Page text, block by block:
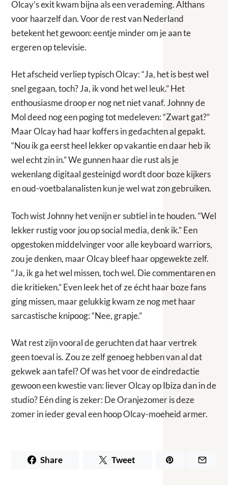
Olcay’s exit kwam bijna als een verademing. Althans
voor haarzelf dan. Voor de rest van Nederland
betekent het gewoon: eentje minder om je aan te
ergeren op televisie.
Het afscheid verliep typisch Olcay: “Ja, het is best wel
snel gegaan, toch? Ja, ik vond het wel leuk.” Het
enthousiasme droop er nog net niet vanaf. Johnny de
Mol deed nog een poging tot medeleven: “Zwart gat?”
Maar Olcay had haar koffers in gedachten al gepakt.
“Nou ik ga eerst heel lekker op vakantie en daar heb ik
wel echt zin in.” We gunnen haar die rust als je
wekenlang digitaal gesteinigd wordt door boze kijkers
en oud-voetbalanalisten kun je wel wat zon gebruiken.
Toch wist Johnny het venijn er subtiel in te houden. “Wel
lekker rustig voor jou op social media, denk ik.” Een
opgestoken middelvinger voor alle keyboard warriors,
zou je denken, maar Olcay bleef haar opgewekte zelf.
“Ja, ik ga het wel missen, toch wel. Die commentaren en
die kritieken.” Even leek het of ze écht haar boze fans
ging missen, maar gelukkig kwam ze nog met haar
sarcastische knipoog: “Nee, grapje.”
Wat rest zijn vooral de geruchten dat haar vertrek
geen toeval is. Zou ze zelf genoeg hebben van al dat
gekwek aan tafel? Of was het voor de eindredactie
gewoon een kwestie van: liever Olcay op Ibiza dan in de
studio? Eén ding is zeker: De Oranjezomer is deze
zomer in ieder geval een hoop Olcay-moeheid armer.
Share Tweet